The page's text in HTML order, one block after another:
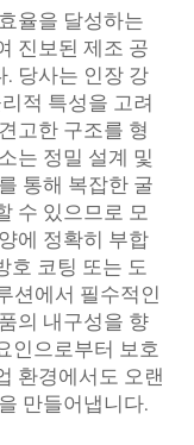
율을 달성하는
진보된 제조 공
. 당사는 인장 강
적 특성을 고려
고한 구조를 형
는 정밀 설계 및
통해 복잡한 굴
수 있으므로 모
에 정확히 부합
호 코팅 또는 도
션에서 필수적인
의 내구성을 향
인으로부터 보호
환경에서도 오랜
만들어냅니다.